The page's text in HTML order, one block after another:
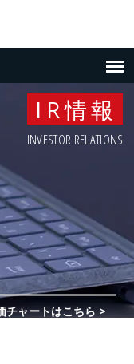
IR情報
INVESTOR RELATIONS